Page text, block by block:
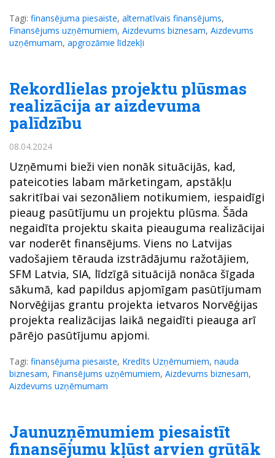
Tagi: finansējuma piesaiste, alternatīvais finansējums,
Finansējums uzņēmumiem, Aizdevums biznesam, Aizdevums
uzņēmumam, apgrozāmie līdzekļi
Rekordlielas projektu plūsmas
realizācija ar aizdevuma
palīdzību
08.04.2024
Uzņēmumi bieži vien nonāk situācijās, kad,
pateicoties labam mārketingam, apstākļu
sakritībai vai sezonāliem notikumiem, iespaidīgi
pieaug pasūtījumu un projektu plūsma. Šāda
negaidīta projektu skaita pieauguma realizācijai
var noderēt finansējums. Viens no Latvijas
vadošajiem tērauda izstrādājumu ražotājiem,
SFM Latvia, SIA, līdzīgā situācijā nonāca šīgada
sākumā, kad papildus apjomīgam pasūtījumam
Norvēģijas grantu projekta ietvaros Norvēģijas
projekta realizācijas laikā negaidīti pieauga arī
pārējo pasūtījumu apjomi.
Tagi: finansējuma piesaiste, Kredīts Uzņēmumiem, nauda
biznesam, Finansējums uzņēmumiem, Aizdevums biznesam,
Aizdevums uzņēmumam
Jaunuzņēmumiem piesaistīt
finansējumu kļūst arvien grūtāk